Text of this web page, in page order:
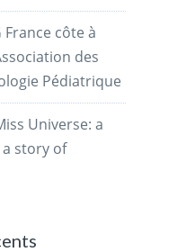
France côte à
des
Pédiatrique
Universe: a
a story of